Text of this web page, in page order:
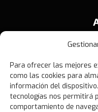
Para ofrecer las mejores
como las cookies para
información del
tecnologías nos permitirá
comportamiento de
Política
Libro de